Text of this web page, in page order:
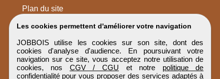
Les cookies permettent d'améliorer votre navigation
JOBBOIS utilise les cookies sur son site, dont des
cookies d'analyse d'audience. En poursuivant votre
navigation sur ce site, vous acceptez notre utilisation de
cookies, nos CGV / CGU et notre politique de
confidentialitépour vous proposer des services adaptés à
Plan du site